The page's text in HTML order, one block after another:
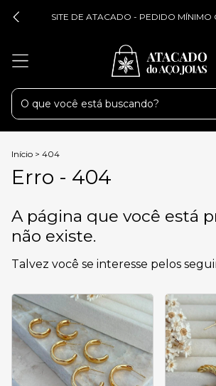
SITE DE ATACADO - PEDIDO
Início > 404
Erro - 404
A página que você está
não existe.
Talvez você se interesse pelos